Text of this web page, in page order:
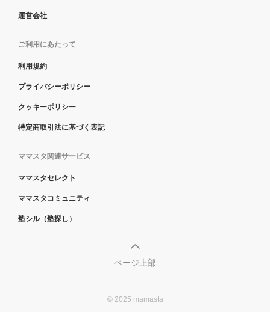
運営会社
ご利用にあたって
利用規約
プライバシーポリシー
クッキーポリシー
特定商取引法に基づく表記
ママスタ関連サービス
ママスタセレクト
ママスタコミュニティ
塾シル（塾探し）
ページ上部
© 2025 mamasta